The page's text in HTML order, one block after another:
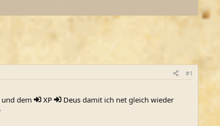
#1
dem XP Deusdamit ich net gleich wieder